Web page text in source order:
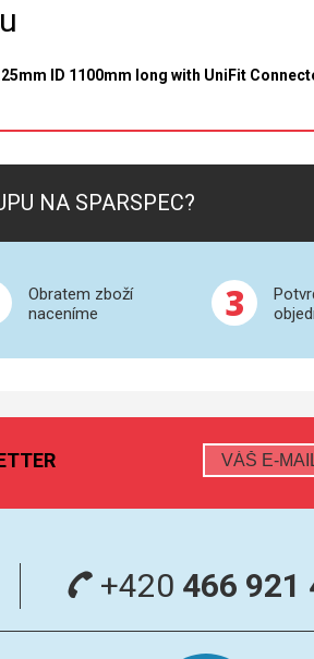
ID 1100mm long with UniFit
NA SPARSPEC?
Obratem zboží
naceníme
3
+420 466 921